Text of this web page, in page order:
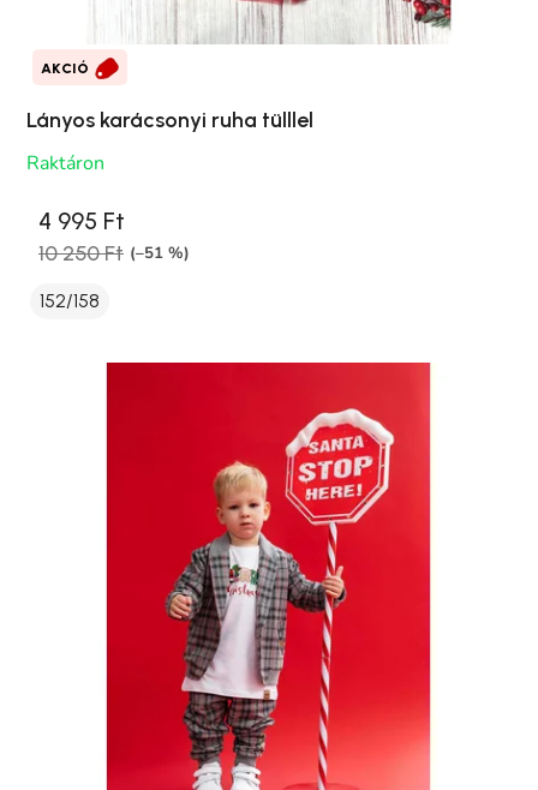
AKCIÓ
Lányos karácsonyi ruha tülllel
Raktáron
4 995 Ft
10 250 Ft (–51 %)
152/158